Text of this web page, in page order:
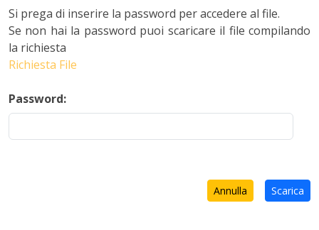
Si prega di inserire la password per accedere al file.
Se non hai la password puoi scaricare il file compilando
la richiesta
Richiesta File
Password:
Annulla Scarica